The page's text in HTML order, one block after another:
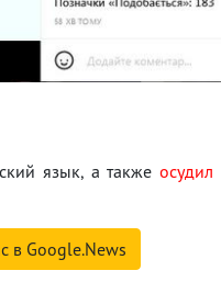
язык, а такжеосудил
в Google.News